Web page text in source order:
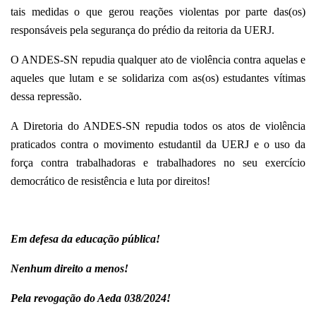
tais medidas o que gerou reações violentas por parte das(os)
responsáveis pela segurança do prédio da reitoria da UERJ.
O ANDES-SN repudia qualquer ato de violência contra aquelas e
aqueles que lutam e se solidariza com as(os) estudantes vítimas
dessa repressão.
A Diretoria do ANDES-SN repudia todos os atos de violência
praticados contra o movimento estudantil da UERJ e o uso da
força contra trabalhadoras e trabalhadores no seu exercício
democrático de resistência e luta por direitos!
Em defesa da educação pública!
Nenhum direito a menos!
Pela revogação do Aeda 038/2024!